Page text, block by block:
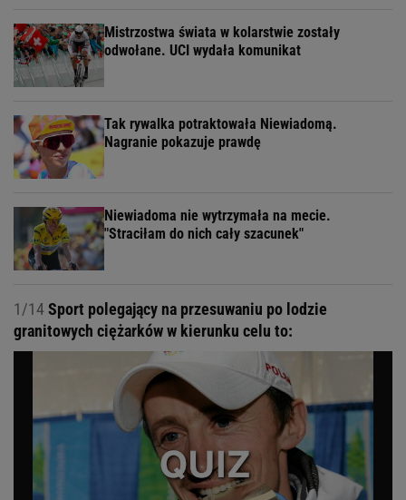
Mistrzostwa świata w kolarstwie zostały
odwołane. UCI wydała komunikat
Tak rywalka potraktowała Niewiadomą.
Nagranie pokazuje prawdę
Niewiadoma nie wytrzymała na mecie.
"Straciłam do nich cały szacunek"
1/14Sport polegający na przesuwaniu po lodzie
granitowych ciężarków w kierunku celu to: